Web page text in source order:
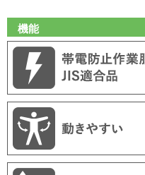
機能